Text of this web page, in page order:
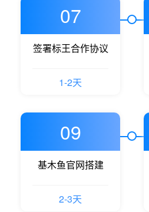
07
签署标王合作协议
1-2天
09
基木鱼官网搭建
2-3天